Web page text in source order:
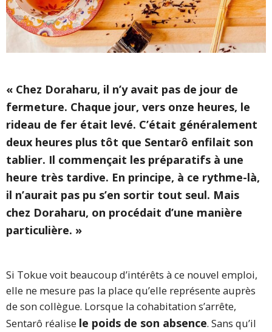
« Chez Doraharu, il n’y avait pas de jour de
fermeture. Chaque jour, vers onze heures, le
rideau de fer était levé. C’était généralement
deux heures plus tôt que Sentarô enfilait son
tablier. Il commençait les préparatifs à une
heure très tardive. En principe, à ce rythme-là,
il n’aurait pas pu s’en sortir tout seul. Mais
chez Doraharu, on procédait d’une manière
particulière. »
Si Tokue voit beaucoup d’intérêts à ce nouvel emploi,
elle ne mesure pas la place qu’elle représente auprès
de son collègue. Lorsque la cohabitation s’arrête,
Sentarô réalise le poids de son absence. Sans qu’il